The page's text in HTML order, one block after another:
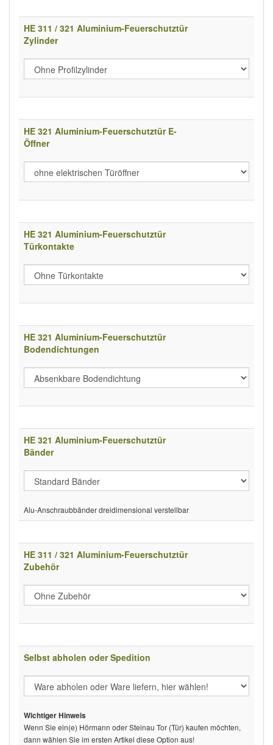
HE 311 / 321 Aluminium-Feuerschutztür
Zylinder
HE 321 Aluminium-Feuerschutztür E-
Öffner
HE 321 Aluminium-Feuerschutztür
Türkontakte
HE 321 Aluminium-Feuerschutztür
Bodendichtungen
HE 321 Aluminium-Feuerschutztür
Bänder
Alu-Anschraubbänder dreidimensional verstellbar
HE 311 / 321 Aluminium-Feuerschutztür
Zubehör
Selbst abholen oder Spedition
Wichtiger Hinweis
Wenn Sie ein(e) Hörmann oder Steinau Tor (Tür) kaufen möchten,
dann wählen Sie im ersten Artikel diese Option aus!